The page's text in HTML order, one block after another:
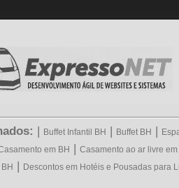
| Buffet Infantil BH | Buffet BH |
em BH | Casamento ao ar livre em
| Descontos em Hotéis e Pousadas para